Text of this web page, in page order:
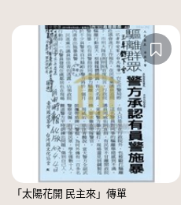
「太陽花開 民主來」傳單